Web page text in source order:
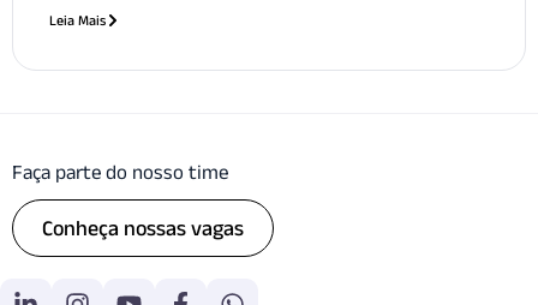
Leia Mais
Faça parte do nosso time
Conheça nossas vagas